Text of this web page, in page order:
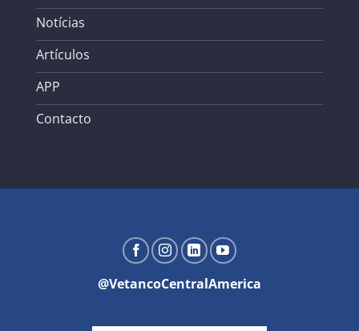
Notícias
Artículos
APP
Contacto
@VetancoCentralAmerica